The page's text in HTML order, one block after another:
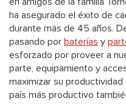
ha asegurado el éxito de
durante más de 45 años.
pasando por baterías y
esforzado por proveer a
parte, equipamiento y
maximizar su productividad
país más productivo